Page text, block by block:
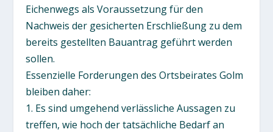
Eichenwegs als Voraussetzung für den
Nachweis der gesicherten Erschließung zu dem
bereits gestellten Bauantrag geführt werden
sollen.
Essenzielle Forderungen des Ortsbeirates Golm
bleiben daher:
1. Es sind umgehend verlässliche Aussagen zu
treffen, wie hoch der tatsächliche Bedarf an